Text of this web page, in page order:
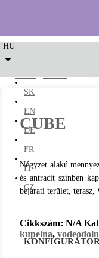
HU
SK
EN
DE
FR
IT
CZ
CUBE
Négyzet alakú
és antracit színben
bejárati terület, terasz,
Cikkszám:N/A
kupelna,